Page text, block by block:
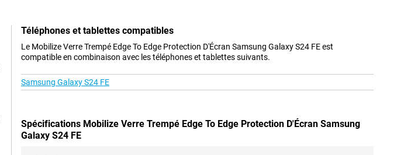
Téléphones et tablettes compatibles
Le Mobilize Verre Trempé Edge To Edge Protection D'Écran Samsung Galaxy S24 FE est
compatible en combinaison avec les téléphones et tablettes suivants.
Samsung Galaxy S24 FE
Spécifications Mobilize Verre Trempé Edge To Edge Protection D'Écran Samsung
Galaxy S24 FE